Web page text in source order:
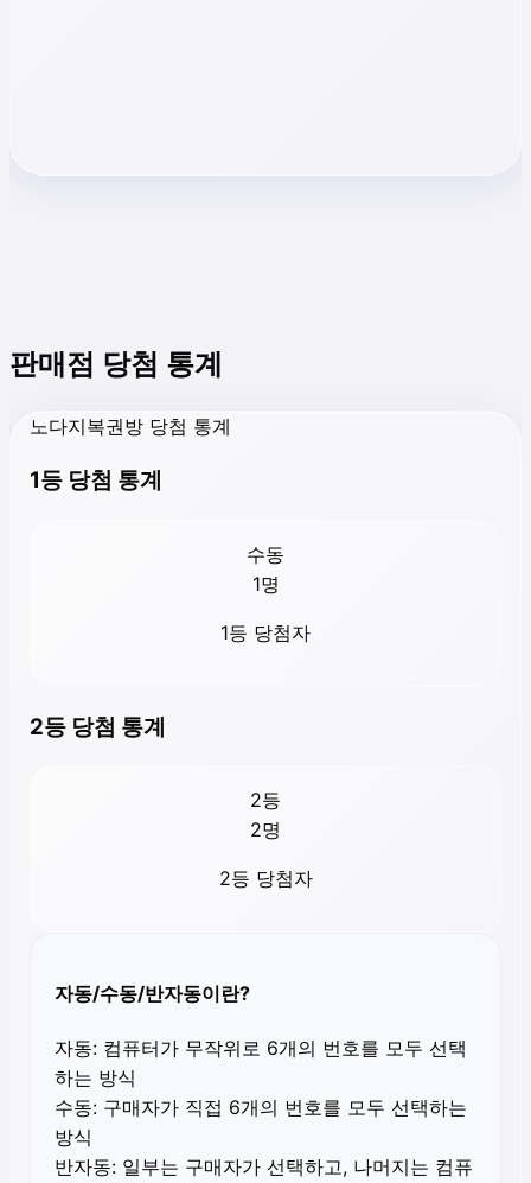
판매점 당첨 통계
노다지복권방 당첨 통계
1등 당첨 통계
수동
1명
1등 당첨자
2등 당첨 통계
2등
2명
2등 당첨자
자동/수동/반자동이란?
자동: 컴퓨터가 무작위로 6개의 번호를 모두 선택
하는 방식
수동: 구매자가 직접 6개의 번호를 모두 선택하는
방식
반자동: 일부는 구매자가 선택하고, 나머지는 컴퓨